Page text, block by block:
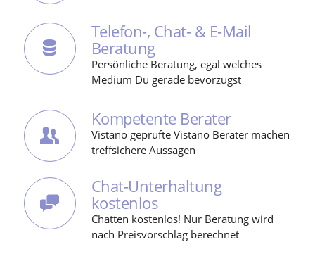
Telefon-, Chat- & E-Mail
Beratung
Persönliche Beratung, egal welches
Medium Du gerade bevorzugst
Kompetente Berater
Vistano geprüfte Vistano Berater machen
treffsichere Aussagen
Chat-Unterhaltung
kostenlos
Chatten kostenlos! Nur Beratung wird
nach Preisvorschlag berechnet